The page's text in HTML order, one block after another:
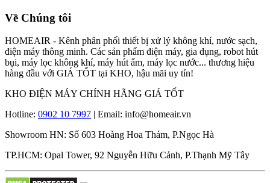
Về Chúng tôi
HOMEAIR - Kênh phân phối thiết bị xử lý không khí, nước sạch,
điện máy thông minh. Các sản phẩm điện máy, gia dụng, robot hút
bụi, máy lọc không khí, máy hút ẩm, máy lọc nước... thương hiệu
hàng đầu với GIÁ TỐT tại KHO, hậu mãi uy tín!
KHO ĐIỆN MÁY CHÍNH HÃNG GIÁ TỐT
Hotline: 0902 10 7997 | Email: info@homeair.vn
Showroom HN: Số 603 Hoàng Hoa Thám, P.Ngọc Hà
TP.HCM: Opal Tower, 92 Nguyễn Hữu Cảnh, P.Thạnh Mỹ Tây